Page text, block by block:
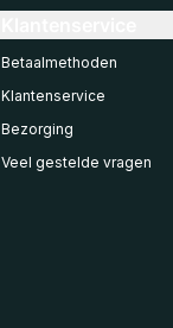
Betaalmethoden
Klantenservice
Bezorging
Veel gestelde vragen